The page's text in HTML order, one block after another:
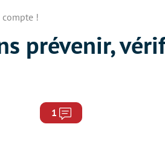
compte !
prévenir,
1 Commentaires